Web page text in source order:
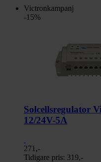
Victronkampanj
-15%
Solcellsregulator
12/24V-5A
271,-
Tidigare pris: 319,-